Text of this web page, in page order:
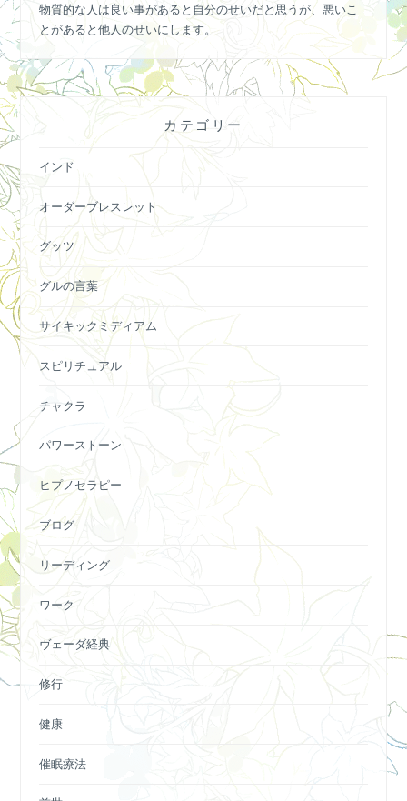
物質的な人は良い事があると自分のせいだと思うが、悪いこ
とがあると他人のせいにします。
カテゴリー
インド
オーダーブレスレット
グッツ
グルの言葉
サイキックミディアム
スピリチュアル
チャクラ
パワーストーン
ヒプノセラピー
ブログ
リーディング
ワーク
ヴェーダ経典
修行
健康
催眠療法